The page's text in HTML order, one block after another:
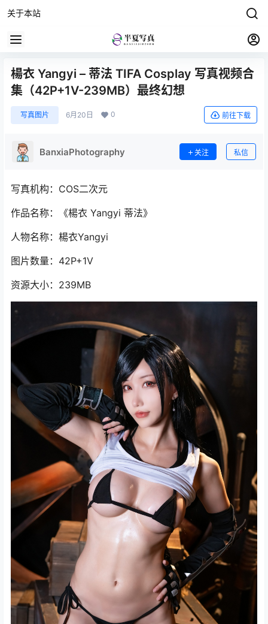
关于本站
楊衣 Yangyi – 蒂法 TIFA Cosplay 写真视频合
集（42P+1V-239MB）最终幻想
写真图片 6月20日 0 前往下载
BanxiaPhotography 关注 私信
写真机构：COS二次元
作品名称：《楊衣 Yangyi 蒂法》
人物名称：楊衣Yangyi
图片数量：42P+1V
资源大小：239MB